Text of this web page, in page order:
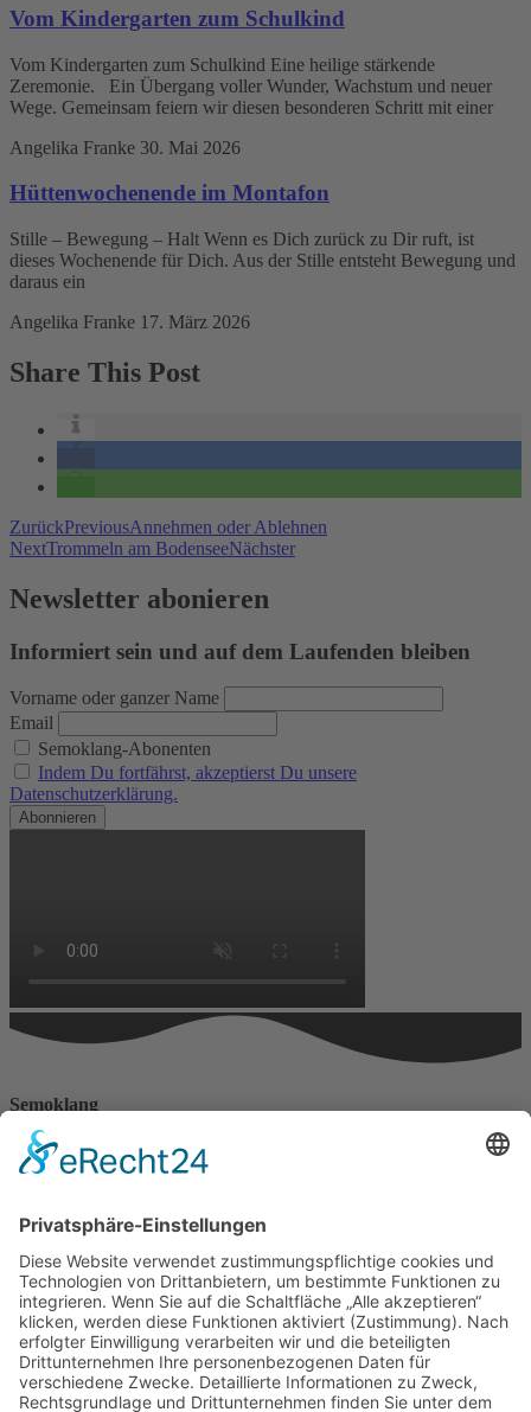
Vom Kindergarten zum Schulkind
Vom Kindergarten zum Schulkind Eine heilige stärkende
Zeremonie. Ein Übergang voller Wunder, Wachstum und neuer
Wege. Gemeinsam feiern wir diesen besonderen Schritt mit einer
Angelika Franke 30. Mai 2026
Hüttenwochenende im Montafon
Stille – Bewegung – Halt Wenn es Dich zurück zu Dir ruft, ist
dieses Wochenende für Dich. Aus der Stille entsteht Bewegung und
daraus ein
Angelika Franke 17. März 2026
Share This Post
ZurückPreviousAnnehmen oder Ablehnen
NextTrommeln am BodenseeNächster
Newsletter abonieren
Informiert sein und auf dem Laufenden bleiben
Vorname oder ganzer Name
Email
Semoklang-Abonenten
Indem Du fortfährst, akzeptierst Du unsere
Datenschutzerklärung.
Semoklang
Haus der Lebenskraft
Erzbergerstr. 15
88239 Wangen
Telefonnummer: 0170 777 4388
Impressum
Datenschutzerklärungen
Datenschutzerklärung
Datenschutzerklärung Social–Media–Auftritte
Impressum